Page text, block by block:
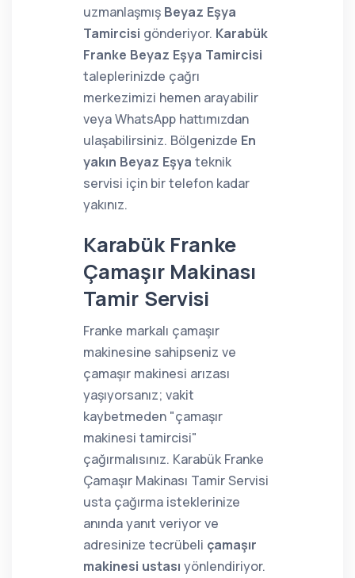
uzmanlaşmış Beyaz Eşya
Tamircisi gönderiyor. Karabük
Franke Beyaz Eşya Tamircisi
taleplerinizde çağrı
merkezimizi hemen arayabilir
veya WhatsApp hattımızdan
ulaşabilirsiniz. Bölgenizde En
yakın Beyaz Eşya teknik
servisi için bir telefon kadar
yakınız.
Karabük Franke
Çamaşır Makinası
Tamir Servisi
Franke markalı çamaşır
makinesine sahipseniz ve
çamaşır makinesi arızası
yaşıyorsanız; vakit
kaybetmeden "çamaşır
makinesi tamircisi"
çağırmalısınız. Karabük Franke
Çamaşır Makinası Tamir Servisi
usta çağırma isteklerinize
anında yanıt veriyor ve
adresinize tecrübeli çamaşır
makinesi ustası yönlendiriyor.